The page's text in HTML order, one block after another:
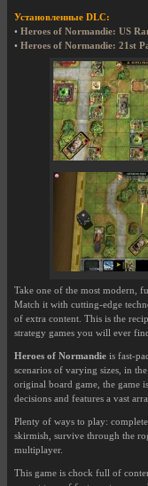
Установленные DLC:
• Heroes of Normandie: US
• Heroes of Normandie: 21st
Take one of the most modern,
Match it with cutting-edge
of extra content. This is the
strategy games you will ever
Heroes of Normandie is fast-
scenarios of varying sizes, in
original board game, the game
decisions and features a vast
Plenty of ways to play:
skirmish, survive through the
multiplayer.
This game is chock full of